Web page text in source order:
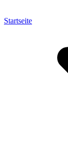
Startseite